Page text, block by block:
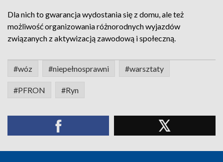
Dla nich to gwarancja wydostania się z domu, ale też
możliwość organizowania różnorodnych wyjazdów
związanych z aktywizacją zawodową i społeczną.
#wóz #niepełnosprawni #warsztaty
#PFRON #Ryn